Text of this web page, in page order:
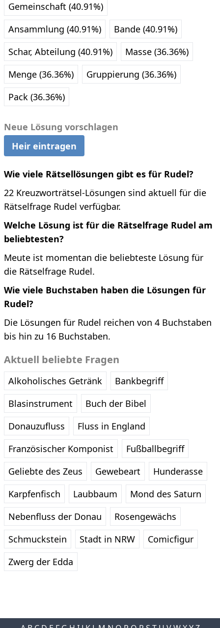
Gemeinschaft (40.91%)
Ansammlung (40.91%)
Bande (40.91%)
Schar, Abteilung (40.91%)
Masse (36.36%)
Menge (36.36%)
Gruppierung (36.36%)
Pack (36.36%)
Neue Lösung vorschlagen
Heir eintragen
Wie viele Rätsellösungen gibt es für Rudel?
22 Kreuzworträtsel-Lösungen sind aktuell für die
Rätselfrage Rudel verfügbar.
Welche Lösung ist für die Rätselfrage Rudel am
beliebtesten?
Meute ist momentan die beliebteste Lösung für
die Rätselfrage Rudel.
Wie viele Buchstaben haben die Lösungen für
Rudel?
Die Lösungen für Rudel reichen von 4 Buchstaben
bis hin zu 16 Buchstaben.
Aktuell beliebte Fragen
Alkoholisches Getränk
Bankbegriff
Blasinstrument
Buch der Bibel
Donauzufluss
Fluss in England
Französischer Komponist
Fußballbegriff
Geliebte des Zeus
Gewebeart
Hunderasse
Karpfenfisch
Laubbaum
Mond des Saturn
Nebenfluss der Donau
Rosengewächs
Schmuckstein
Stadt in NRW
Comicfigur
Zwerg der Edda